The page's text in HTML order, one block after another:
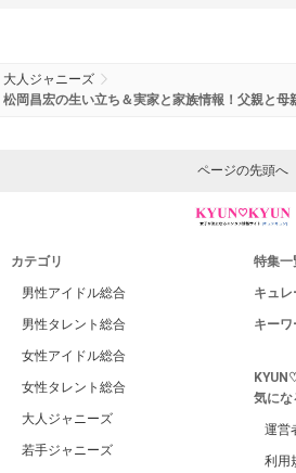
大人ジャニーズ
松岡昌宏の生い立ち＆実家と家族情報！父親と母
ページの先頭へ
カテゴリ
男性アイドル総合
男性タレント総合
女性アイドル総合
女性タレント総合
大人ジャニーズ
若手ジャニーズ
特集一
キュ
キー
気にな
運営
利用